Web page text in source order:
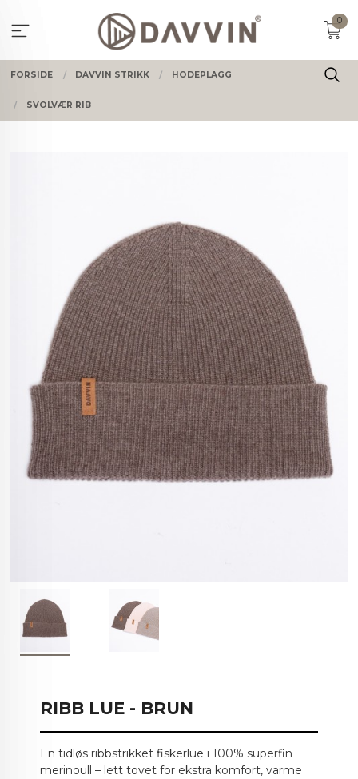
innholdet
0
FORSIDE DAVVIN STRIKK HODEPLAGG
SVOLVÆR RIB
RIBB LUE - BRUN
En tidløs ribbstrikket fiskerlue i 100% superfin
merinoull – lett tovet for ekstra komfort, varme